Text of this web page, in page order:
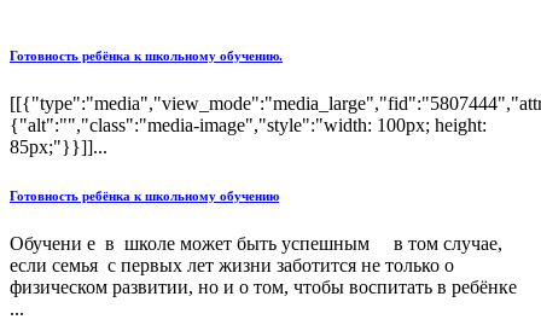
Готовность ребёнка к школьному обучению.
{"alt":"","class":"media-image","style":"width: 100px; height:
85px;"}}]]...
Готовность ребёнка к школьному обучению
Обучени е в школе может быть успешным в том случае,
если семья с первых лет жизни заботится не только о
физическом развитии, но и о том, чтобы воспитать в ребёнке
...